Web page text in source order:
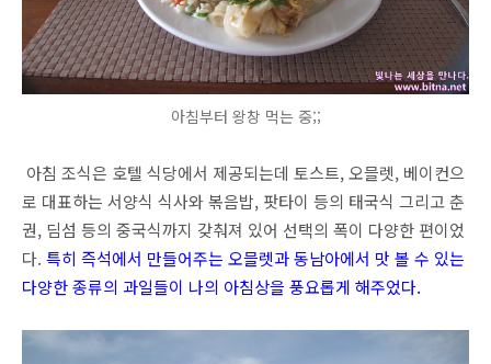
아침부터 왕창 먹는 중;;
아침 조식은 호텔 식당에서 제공되는데 토스트, 오믈렛, 베이컨으
로 대표하는 서양식 식사와 볶음밥, 팟타이 등의 태국식 그리고 춘
권, 딤섬 등의 중국식까지 갖춰져 있어 선택의 폭이 다양한 편이었
다. 특히 즉석에서 만들어주는 오믈렛과 동남아에서 맛 볼 수 있는
다양한 종류의 과일들이 나의 아침상을 풍요롭게 해주었다.